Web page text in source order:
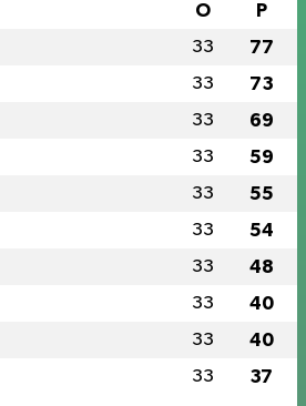
O P
33 77
33 73
33 69
33 59
33 55
33 54
33 48
33 40
33 40
33 37